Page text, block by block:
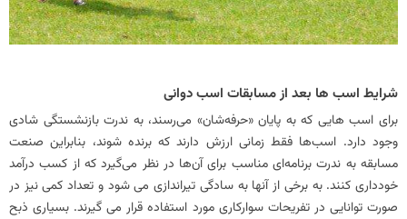
شرایط اسب ها بعد از مسابقات اسب دوانی
برای اسب‌ هایی که به پایان «حرفه‌شان» می‌رسند، به ندرت بازنشستگی شادی
وجود دارد. اسب‌ها فقط زمانی ارزش دارند که برنده شوند، بنابراین صنعت
مسابقه به ندرت برنامه‌ای مناسب برای آن‌ها در نظر می‌گیرد که از کسب درآمد
خودداری کنند. به برخی از آنها به سادگی تیراندازی می شود و تعداد کمی نیز در
صورت توانایی در تفریحات سوارکاری مورد استفاده قرار می گیرند. بسیاری ذبح